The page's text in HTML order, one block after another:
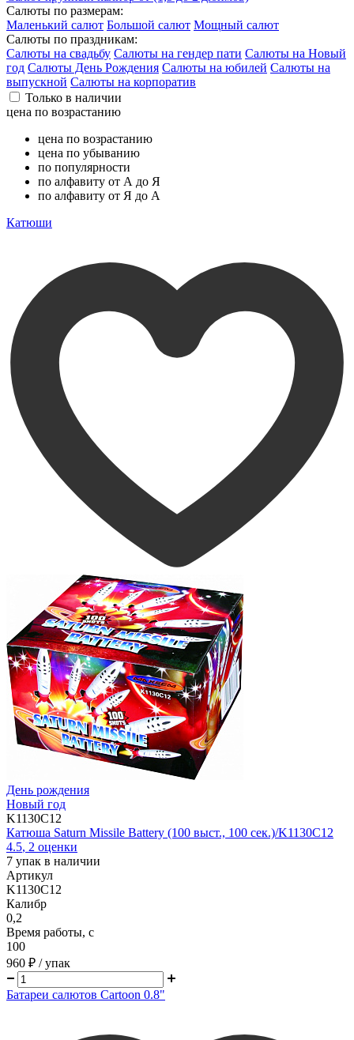
Салюты по размерам:
Маленький салют Большой салют Мощный салют
Салюты по праздникам:
Салюты на свадьбу Салюты на гендер пати Салюты на Новый
год Салюты День Рождения Салюты на юбилей Салюты на
выпускной Салюты на корпоратив
Только в наличии
цена по возрастанию
цена по возрастанию
цена по убыванию
по популярности
по алфавиту от А до Я
по алфавиту от Я до А
Катюши
День рождения
Новый год
K1130C12
Катюша Saturn Missile Battery (100 выст., 100 сек.)/K1130C12
4.5, 2 оценки
7 упак в наличии
Артикул
K1130C12
Калибр
0,2
Время работы, с
100
960 ₽ / упак
Батареи салютов Cartoon 0.8"